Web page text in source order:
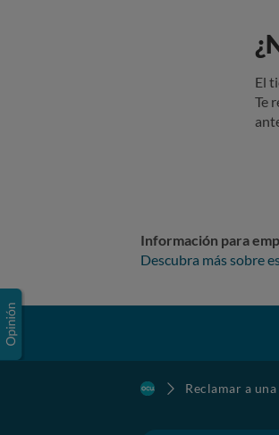
El
Te
Información para
Descubra más sobre
Reclamar a